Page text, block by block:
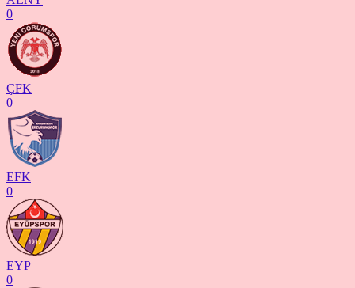
0
ÇFK
0
EFK
0
EYP
0